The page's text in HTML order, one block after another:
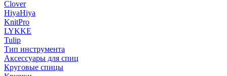
Clover
HiyaHiya
KnitPro
LYKKE
Tulip
Тип инструмента
Аксессуары для спиц
Круговые спицы